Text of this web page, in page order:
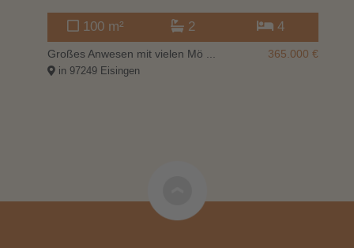
100 m² 2 4
Großes Anwesen mit vielen Mö ... 365.000 €
in 97249 Eisingen